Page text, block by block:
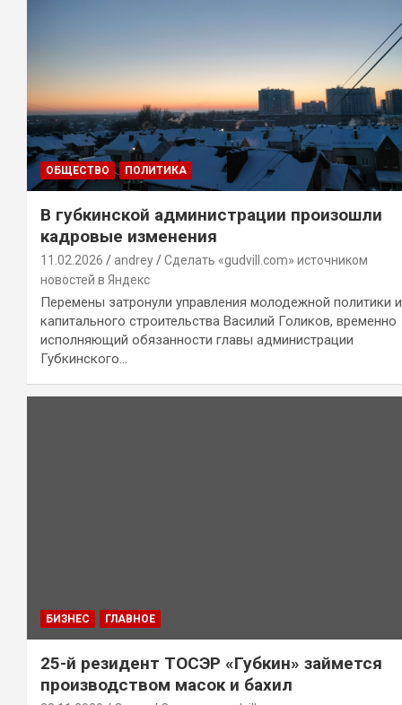
ОБЩЕСТВО ПОЛИТИКА
В губкинской администрации произошли
кадровые изменения
11.02.2026 andrey
Сделать «gudvill.com» источником
новостей в Яндекс
Перемены затронули управления молодежной политики и
капитального строительства Василий Голиков, временно
исполняющий обязанности главы администрации
Губкинского…
БИЗНЕС ГЛАВНОЕ
25-й резидент ТОСЭР «Губкин» займется
производством масок и бахил